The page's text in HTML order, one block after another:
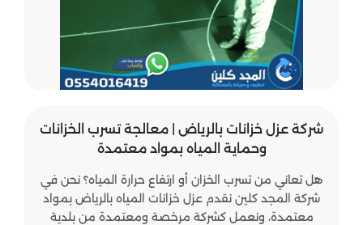
شركة عزل خزانات بالرياض | معالجة تسرب الخزانات
وحماية المياه بمواد معتمدة
هل تعاني من تسرب الخزان أو ارتفاع حرارة المياه؟ نحن في
شركة المجد كلين نقدم عزل خزانات المياه بالرياض بمواد
معتمدة، ونعمل كشركة مرخصة ومعتمدة من بلدية